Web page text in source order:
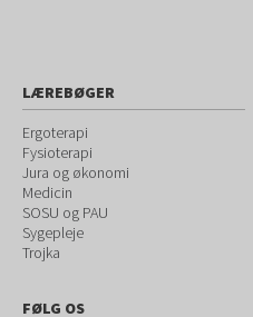
LÆREBØGER
Ergoterapi
Fysioterapi
Jura og økonomi
Medicin
SOSU og PAU
Sygepleje
Trojka
FØLG OS